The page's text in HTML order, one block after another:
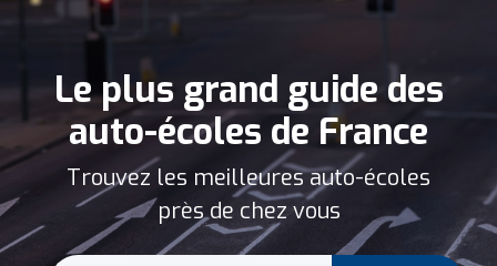
Le plus grand guide des
auto-écoles de France
Trouvez les meilleures auto-écoles
près de chez vous